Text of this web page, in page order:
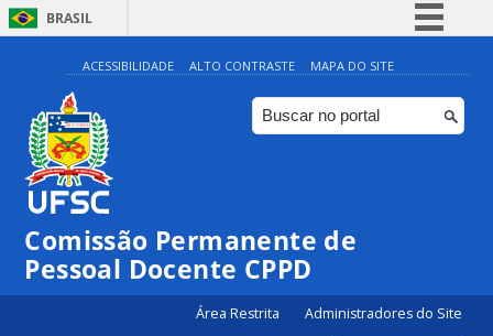
BRASIL
Simplifique!
Comunica BR
Participe
Canais
ACESSIBILIDADE ALTO CONTRASTE MAPA DO SITE
Comissão Permanente de
Pessoal Docente CPPD
Área Restrita Administradores do Site